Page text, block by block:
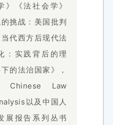
》《法社会学》
挑战：美国批判
代西方后现代法
：实践背后的理
的法治国家》，
Chinese Law
以及中国人
展报告系列丛书